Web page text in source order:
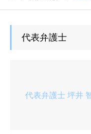
代表弁護士
代表弁護士 坪井